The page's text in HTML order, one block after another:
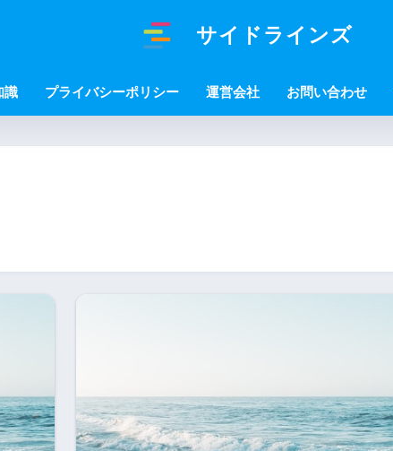
サイドラインズ
識 プライバシーポリシー 運営会社 お問い合わせ